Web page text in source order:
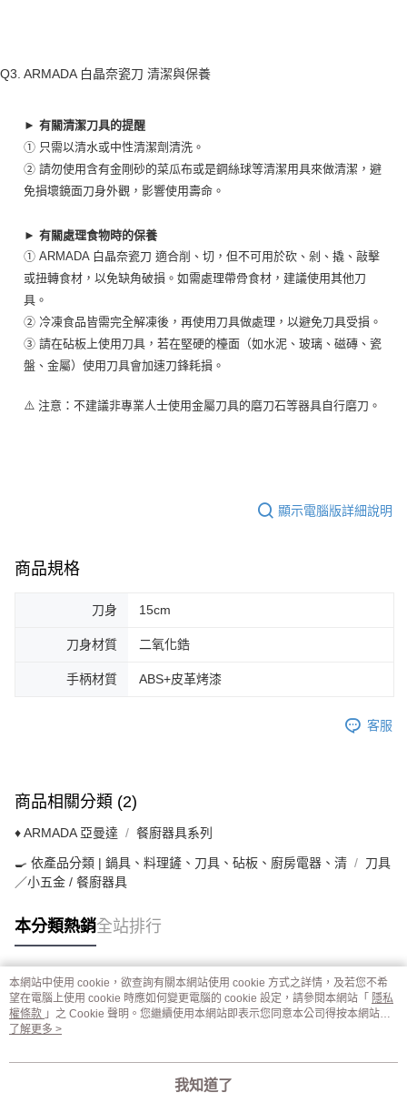
Q3. ARMADA 白晶奈瓷刀 清潔與保養
► 有關清潔刀具的提醒
① 只需以清水或中性清潔劑清洗。
② 請勿使用含有金剛砂的菜瓜布或是鋼絲球等清潔用具來做清潔，避
免損壞鏡面刀身外觀，影響使用壽命。
► 有關處理食物時的保養
① ARMADA 白晶奈瓷刀 適合削、切，但不可用於砍、剁、撬、敲擊
或扭轉食材，以免缺角破損。如需處理帶骨食材，建議使用其他刀
具。
② 冷凍食品皆需完全解凍後，再使用刀具做處理，以避免刀具受損。
③ 請在砧板上使用刀具，若在堅硬的檯面（如水泥、玻璃、磁磚、瓷
盤、金屬）使用刀具會加速刀鋒耗損。
⚠️ 注意：不建議非專業人士使用金屬刀具的磨刀石等器具自行磨刀。
顯示電腦版詳細說明
商品規格
刀身 15cm
刀身材質 二氧化鋯
手柄材質 ABS+皮革烤漆
客服
商品相關分類 (2)
♦ ARMADA 亞曼達 餐廚器具系列
🍳 依產品分類 | 鍋具、料理鏟、刀具、砧板、廚房電器、清
刀具
／小五金 / 餐廚器具
本分類熱銷全站排行
熱門標籤
本網站中使用 cookie，欲查詢有關本網站使用 cookie 方式之詳情，及若您不希
望在電腦上使用 cookie 時應如何變更電腦的 cookie 設定，請參閱本網站「 隱私
權條款 」之 Cookie 聲明。您繼續使用本網站即表示您同意本公司得按本網站使
用條款之 Cookie 聲明使用 cookie。
了解更多 >
我知道了